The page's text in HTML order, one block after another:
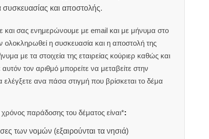
συσκευασίας και αποστολής.
και σας ενημερώνουμε με email και με μήνυμα στο
ολοκληρωθεί η συσκευασία και η αποστολή της
με τα στοιχεία της εταιρείας κούριερ καθώς και
τον αριθμό μπορείτε να μεταβείτε στην
ελέγξετε ανα πάσα στιγμή που βρίσκεται το δέμα
παράδοσης του δέματος είναι*:
των νομών (εξαιρούνται τα νησιά)